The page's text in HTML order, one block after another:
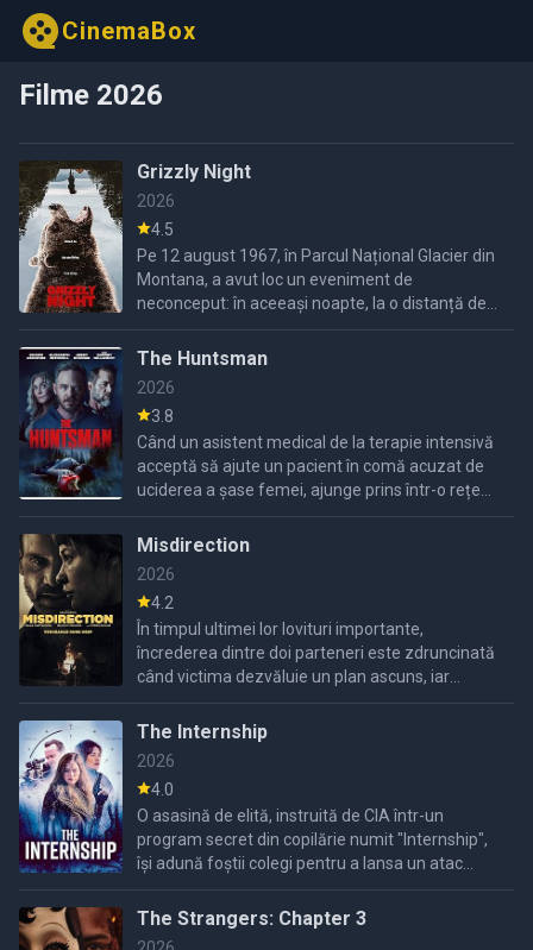
CinemaBox
Filme 2026
Grizzly Night
2026
4.5
Pe 12 august 1967, în Parcul Național Glacier din
Montana, a avut loc un eveniment de
neconceput: în aceeași noapte, la o distanță de
doar câțiva kilometri, s-au produs două atacuri
fatale de urs
The Huntsman
2026
3.8
Când un asistent medical de la terapie intensivă
acceptă să ajute un pacient în comă acuzat de
uciderea a șase femei, ajunge prins într-o rețea
întunecată de minciuni, obsesii și secrete
mortale, în ...
Misdirection
2026
4.2
În timpul ultimei lor lovituri importante,
încrederea dintre doi parteneri este zdruncinată
când victima dezvăluie un plan ascuns, iar
situația scapă de sub control și se transformă
într-o crimă.
The Internship
2026
4.0
O asasină de elită, instruită de CIA într-un
program secret din copilărie numit "Internship",
își adună foștii colegi pentru a lansa un atac
brutal împotriva organizației care i-a creat. În
replică, ...
The Strangers: Chapter 3